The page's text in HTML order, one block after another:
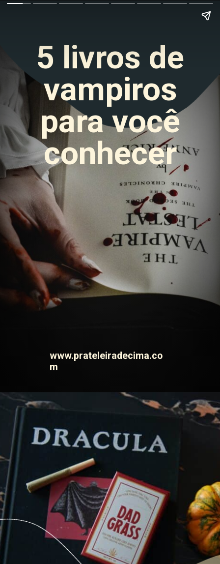
5 livros de
vampiros
para você
conhecer
www.prateleiradecima.co
m